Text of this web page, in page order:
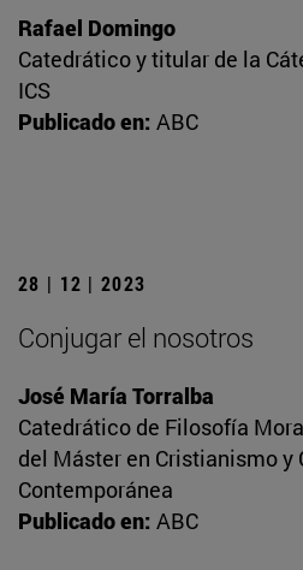
Rafael Domingo
Catedrático y titular de la
ICS
Publicado en: ABC
28 | 12 | 2023
Conjugar el nosotros
José María Torralba
Catedrático de Filosofía
del Máster en Cristianismo y
Contemporánea
Publicado en: ABC